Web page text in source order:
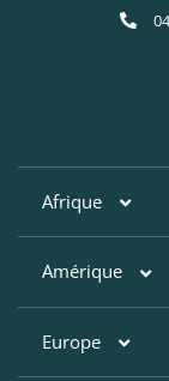
Afrique
Afrique
Botswana
Amérique
Argentine
Europe